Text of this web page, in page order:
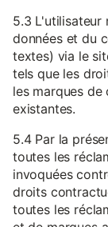
5.3 L'utilisateur
données et du
textes) via le
tels que les
les marques
existantes.
5.4 Par la
toutes les
invoquées
droits
toutes les